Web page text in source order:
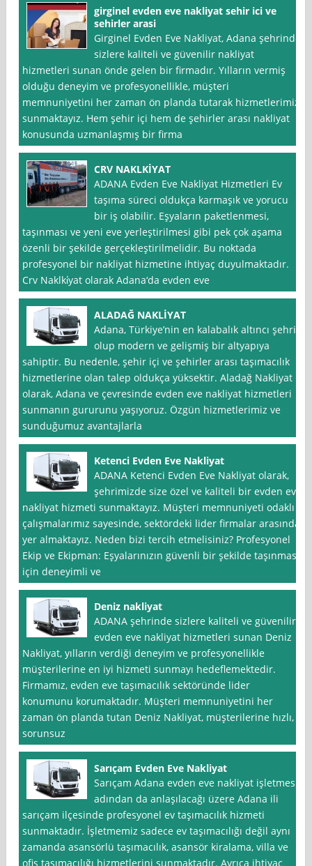
girginel evden eve nakliyat sehir ici ve
sehirler arasi
Girginel Evden Eve Nakliyat, Adana şehrinde
sizlere kaliteli ve güvenilir nakliyat
hizmetleri sunan önde gelen bir firmadır. Yılların vermiş
olduğu deneyim ve profesyonellikle, müşteri
memnuniyetini her zaman ön planda tutarak hizmetlerimizi
sunmaktayız. Hem şehir içi hem de şehirler arası nakliyat
konusunda uzmanlaşmış bir firma
CRV NAKLKİYAT
ADANA Evden Eve Nakliyat Hizmetleri Ev
taşıma süreci oldukça karmaşık ve yorucu
bir iş olabilir. Eşyaların paketlenmesi,
taşınması ve yeni eve yerleştirilmesi gibi pek çok aşama
özenli bir şekilde gerçekleştirilmelidir. Bu noktada
profesyonel bir nakliyat hizmetine ihtiyaç duyulmaktadır.
Crv Naklki̇yat olarak Adana‘da evden eve
ALADAĞ NAKLİYAT
Adana, Türkiye’nin en kalabalık altıncı şehri
olup modern ve gelişmiş bir altyapıya
sahiptir. Bu nedenle, şehir içi ve şehirler arası taşımacılık
hizmetlerine olan talep oldukça yüksektir. Aladağ Nakliyat
olarak, Adana ve çevresinde evden eve nakliyat hizmetleri
sunmanın gururunu yaşıyoruz. Özgün hizmetlerimiz ve
sunduğumuz avantajlarla
Ketenci Evden Eve Nakliyat
ADANA Ketenci Evden Eve Nakliyat olarak,
şehrimizde size özel ve kaliteli bir evden eve
nakliyat hizmeti sunmaktayız. Müşteri memnuniyeti odaklı
çalışmalarımız sayesinde, sektördeki lider firmalar arasında
yer almaktayız. Neden bizi tercih etmelisiniz? Profesyonel
Ekip ve Ekipman: Eşyalarınızın güvenli bir şekilde taşınması
için deneyimli ve
Deniz nakliyat
ADANA şehrinde sizlere kaliteli ve güvenilir
evden eve nakliyat hizmetleri sunan Deniz
Nakliyat, yılların verdiği deneyim ve profesyonellikle
müşterilerine en iyi hizmeti sunmayı hedeflemektedir.
Firmamız, evden eve taşımacılık sektöründe lider
konumunu korumaktadır. Müşteri memnuniyetini her
zaman ön planda tutan Deniz Nakliyat, müşterilerine hızlı,
sorunsuz
Sarıçam Evden Eve Nakliyat
Sarıçam Adana evden eve nakliyat işletmesi
adından da anlaşılacağı üzere Adana ili
sarıçam ilçesinde profesyonel ev taşımacılık hizmeti
sunmaktadır. İşletmemiz sadece ev taşımacılığı değil aynı
zamanda asansörlü taşımacılık, asansör kiralama, villa ve
ofis taşımacılığı hizmetlerini sunmaktadır. Ayrıca ihtiyaç